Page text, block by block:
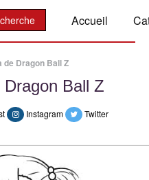
Accueil
de Dragon Ball Z
Ball Z
Instagram Twitter